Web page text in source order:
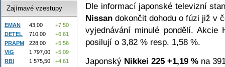
Dle informací japonské televizní
Nissan dokončit dohodu o fúzi již v
vyjednávání minulé pondělí. Akcie
posilují o 3,82 % resp. 1,58 %.
Japonský Nikkei 225 +1,19 % na
Zajímavé vzestupy
EMAN 43,00
+7,50
DETEL
710,00
+6,61
PRAPM
228,00
+5,56
VIG
1 797,00
+5,09
RBI
1 575,50 +4,61